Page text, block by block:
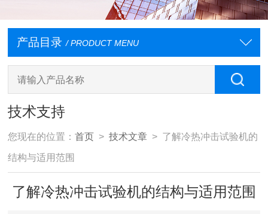
产品目录 / PRODUCT MENU
技术支持
您现在的位置：首页 >技术文章 > 了解冷热冲击试验机的
结构与适用范围
了解冷热冲击试验机的结构与适用范围